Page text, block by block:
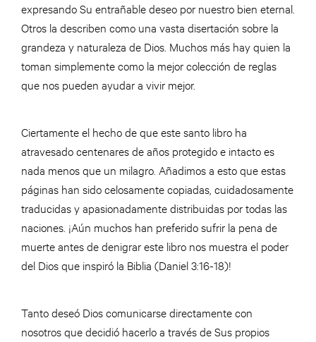
expresando Su entrañable deseo por nuestro bien eternal.
Otros la describen como una vasta disertación sobre la
grandeza y naturaleza de Dios. Muchos más hay quien la
toman simplemente como la mejor colección de reglas
que nos pueden ayudar a vivir mejor.
Ciertamente el hecho de que este santo libro ha
atravesado centenares de años protegido e intacto es
nada menos que un milagro. Añadimos a esto que estas
páginas han sido celosamente copiadas, cuidadosamente
traducidas y apasionadamente distribuidas por todas las
naciones. ¡Aún muchos han preferido sufrir la pena de
muerte antes de denigrar este libro nos muestra el poder
del Dios que inspiró la Biblia (Daniel 3:16-18)!
Tanto deseó Dios comunicarse directamente con
nosotros que decidió hacerlo a través de Sus propios